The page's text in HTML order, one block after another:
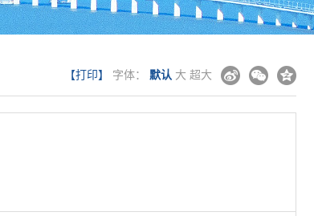
【打印】 字体： 默认 大 超大